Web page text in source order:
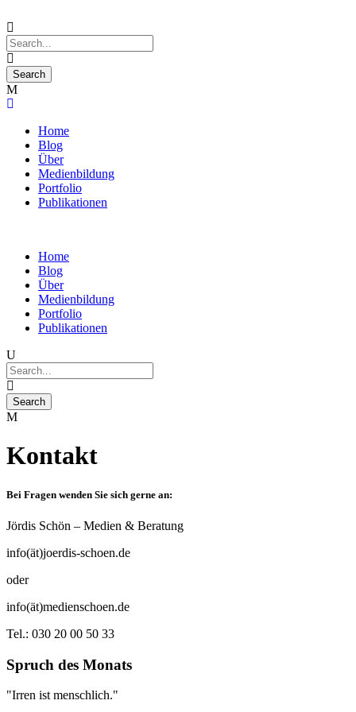
Home
Blog
Über
Medienbildung
Portfolio
Publikationen
Home
Blog
Über
Medienbildung
Portfolio
Publikationen
Kontakt
Bei Fragen wenden Sie sich gerne an:
Jördis Schön – Medien & Beratung
info(ät)joerdis-schoen.de
oder
info(ät)medienschoen.de
Tel.: 030 20 00 50 33
Spruch des Monats
"Irren ist menschlich."